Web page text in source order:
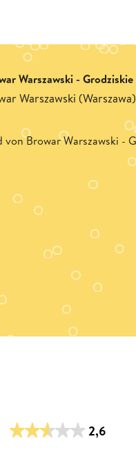
Warszawski - Grodziskie
Warszawski (Warszawa)
2,6